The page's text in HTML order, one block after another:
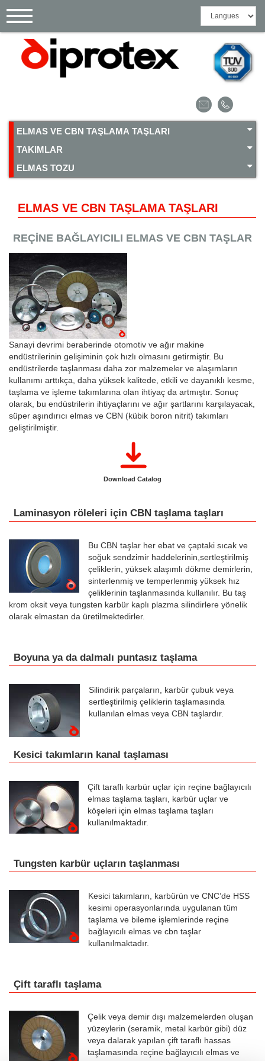
Toggle
navigation
ELMAS VE CBN TAŞLAMA TAŞLARI
TAKIMLAR
ELMAS TOZU
ELMAS VE CBN TAŞLAMA TAŞLARI
REÇİNE BAĞLAYICILI ELMAS VE CBN TAŞLAR
Sanayi devrimi beraberinde otomotiv ve ağır makine
endüstrilerinin gelişiminin çok hızlı olmasını getirmiştir. Bu
endüstrilerde taşlanması daha zor malzemeler ve alaşımların
kullanımı arttıkça, daha yüksek kalitede, etkili ve dayanıklı kesme,
taşlama ve işleme takımlarına olan ihtiyaç da artmıştır. Sonuç
olarak, bu endüstrilerin ihtiyaçlarını ve ağır şartlarını karşılayacak,
süper aşındırıcı elmas ve CBN (kübik boron nitrit) takımları
geliştirilmiştir.
Download Catalog
Laminasyon röleleri için CBN taşlama taşları
Bu CBN taşlar her ebat ve çaptaki sıcak ve
soğuk sendzimir haddelerinin,sertleştirilmiş
çeliklerin, yüksek alaşımlı dökme demirlerin,
sinterlenmiş ve temperlenmiş yüksek hız
çeliklerinin taşlanmasında kullanılır. Bu taş
krom oksit veya tungsten karbür kaplı plazma silindirlere yönelik
olarak elmastan da üretilmektedirler.
Boyuna ya da dalmalı puntasız taşlama
Silindirik parçaların, karbür çubuk veya
sertleştirilmiş çeliklerin taşlamasında
kullanılan elmas veya CBN taşlardır.
Kesici takımların kanal taşlaması
Çift taraflı karbür uçlar için reçine bağlayıcılı
elmas taşlama taşları, karbür uçlar ve
köşeleri için elmas taşlama taşları
kullanılmaktadır.
Tungsten karbür uçların taşlanması
Kesici takımların, karbürün ve CNC’de HSS
kesimi operasyonlarında uygulanan tüm
taşlama ve bileme işlemlerinde reçine
bağlayıcılı elmas ve cbn taşlar
kullanılmaktadır.
Çift taraflı taşlama
Çelik veya demir dışı malzemelerden oluşan
yüzeylerin (seramik, metal karbür gibi) düz
veya dalarak yapılan çift taraflı hassas
taşlamasında reçine bağlayıcılı elmas ve